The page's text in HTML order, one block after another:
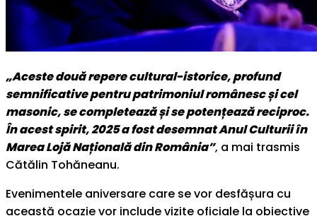
„Aceste două repere cultural-istorice, profund
semnificative pentru patrimoniul românesc și cel
masonic, se completează și se potențează reciproc.
În acest spirit, 2025 a fost desemnat Anul Culturii în
Marea Lojă Națională din România”, a mai trasmis
Cătălin Tohăneanu.
Evenimentele aniversare care se vor desfășura cu
această ocazie vor include vizite oficiale la obiective